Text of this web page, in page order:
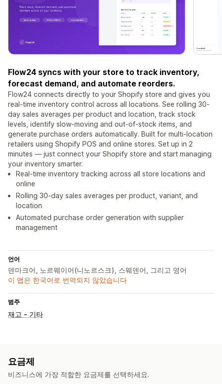
Flow24 syncs with your store to track inventory,
forecast demand, and automate reorders.
Flow24 connects directly to your Shopify store and gives you
real-time inventory control across all locations. See rolling 30-
day sales averages per product and location, track stock
levels, identify slow-moving and out-of-stock items, and
generate purchase orders automatically. Built for multi-location
retailers using Shopify POS and online stores. Set up in 2
minutes — just connect your Shopify store and start managing
your inventory smarter.
Real-time inventory tracking across all store locations and
online
Rolling 30-day sales averages per product, variant, and
location
Automated purchase order generation with supplier
management
언어
덴마크어, 노르웨이어(니노르스크), 스웨덴어, 그리고 영어
이 앱은 한국어로 번역되지 않았습니다
범주
재고 - 기타
요금제
비즈니스에 가장 적합한 요금제를 선택하세요.